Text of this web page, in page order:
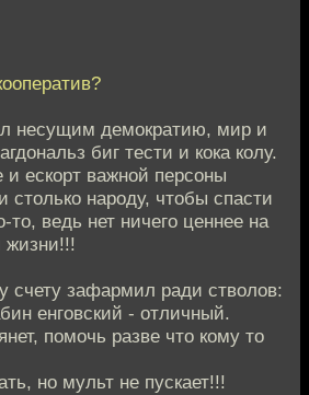
несущим демократию, мир и
биг тести и кока колу.
и ескорт важной персоны
столько народу, чтобы спасти
то, ведь нет ничего ценнее на
жизни!!!
счету зафармил ради стволов:
енговский - отличный.
помочь разве что кому то
но мульт не пускает!!!